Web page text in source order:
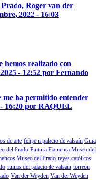
Roger van der
2022 - 16:03
hemos realizado con
- 12:52 por Fernando
me ha permitido entender
16:20 por RAQUEL
de arte felipe ii palacio de valsaín Guia
del Prado Pintura Flamenca Museo del
Museo del Prado reyes católicos
ruinas del palacio de valsaín torreón
Van der Weyden Van der Weyden